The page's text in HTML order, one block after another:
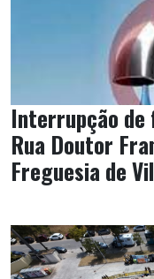
Interrupção de
Rua Doutor
Freguesia de